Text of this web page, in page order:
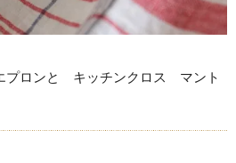
ロンと キッチンクロス マント